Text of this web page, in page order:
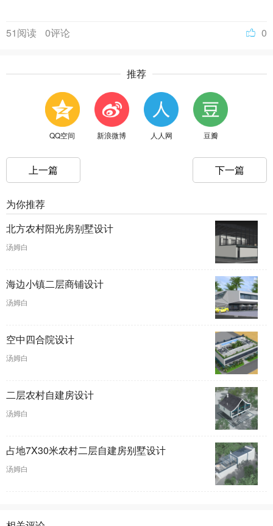
0
51阅读 0评论
推荐
QQ空间 新浪微博 人人网 豆瓣
上一篇 下一篇
为你推荐
北方农村阳光房别墅设计
汤姆白
海边小镇二层商铺设计
汤姆白
空中四合院设计
汤姆白
二层农村自建房设计
汤姆白
占地7X30米农村二层自建房别墅设计
汤姆白